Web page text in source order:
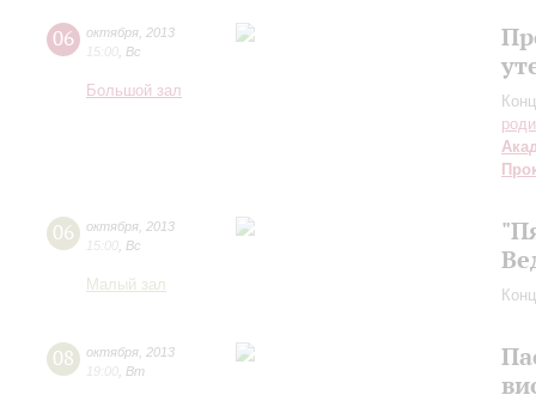
06 октября 2013
15:00 Вс
Большой зал
06 октября 2013
15:00 Вс
Малый зал
08 октября 2013
19:00 Вт